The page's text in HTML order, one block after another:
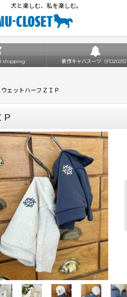
犬と楽しむ、私を楽しむ。
shipping 新作キャバスーツ（FD2025）
ェットハーフＺＩＰ